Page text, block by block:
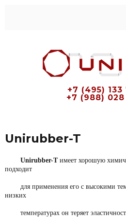
+7 (495) 133
+7 (988) 028
Unirubber-T
Unirubber-Tимеет хорошую
подходит
для применения его с высокими
низких
температурах он теряет